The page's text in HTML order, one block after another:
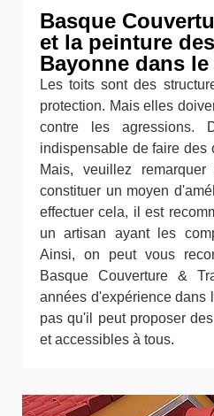
Basque
et la peinture
Bayonne dans le
Les toits sont des
protection. Mais elles
contre les
indispensable de faire des
Mais, veuillez
constituer un moyen
effectuer cela, il est
un artisan ayant les
Ainsi, on peut vous
Basque Couverture &
années d'expérience dans
pas qu'il peut proposer
et accessibles à tous.